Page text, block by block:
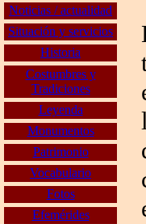
Noticias / actualidad
Situación y servicios
Historia
Costumbres y
Tradiciones
Leyenda
Monumentos
Patrimonio
Vocabulario
Fotos
Efemérides